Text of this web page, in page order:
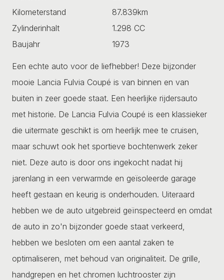
Kilometerstand
87.839km
Zylinderinhalt
1.298 CC
Baujahr
1973
Een echte auto voor de liefhebber! Deze bijzonder
mooie Lancia Fulvia Coupé is van binnen en van
buiten in zeer goede staat. Een heerlijke rijdersauto
met historie. De Lancia Fulvia Coupé is een klassieker
die uitermate geschikt is om heerlijk mee te cruisen,
maar schuwt ook het sportieve bochtenwerk zeker
niet. Deze auto is door ons ingekocht nadat hij
jarenlang in een verwarmde en geïsoleerde garage
heeft gestaan en keurig is onderhouden. Uiteraard
hebben we de auto uitgebreid geïnspecteerd en omdat
de auto in zo'n bijzonder goede staat verkeerd,
hebben we besloten om een aantal zaken te
optimaliseren, met behoud van originaliteit. De grille,
handgrepen en het chromen luchtrooster zijn